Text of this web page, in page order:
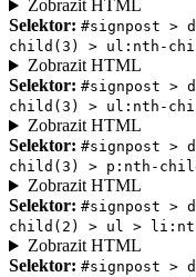
Zobrazit HTML
Selektor: #signpost >
child(3) > ul:nth-
Zobrazit HTML
Selektor: #signpost >
child(3) > ul:nth-
Zobrazit HTML
Selektor: #signpost >
child(3) > p:nth-
Zobrazit HTML
Selektor: #signpost >
child(2) > ul >
Zobrazit HTML
Selektor: #signpost >